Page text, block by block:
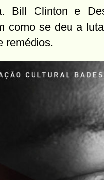
Bill Clinton e
como se deu a
remédios.